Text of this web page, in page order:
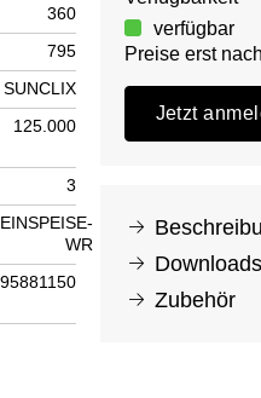
360
795
SUNCLIX
125.000
3
WR
95881150
verfügbar
Preise erst
Jetzt
Downloads
Zubehör